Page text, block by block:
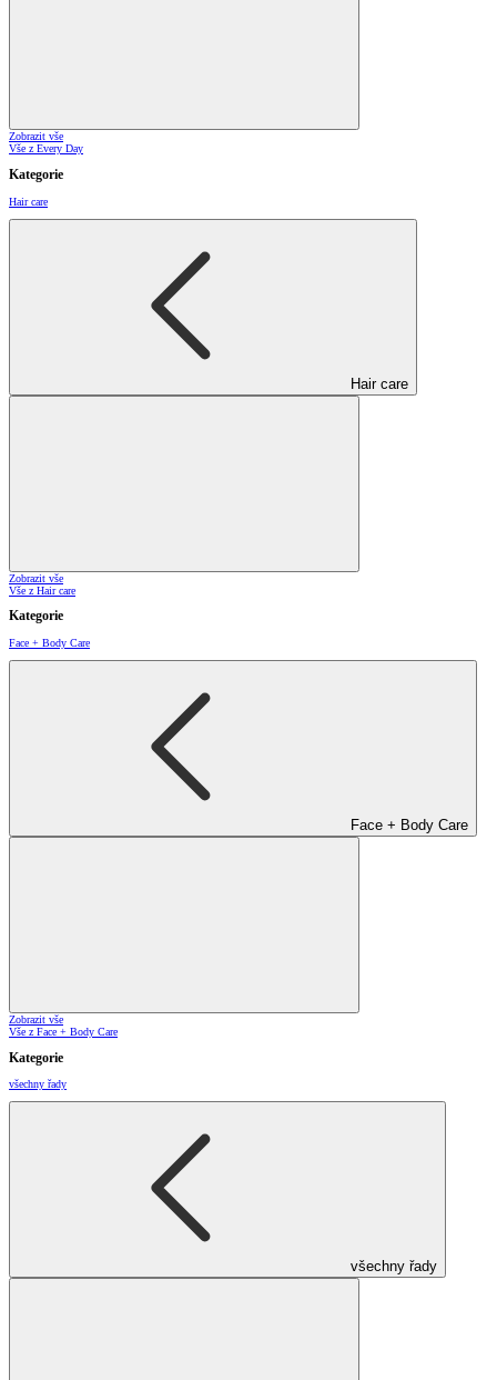
Zobrazit vše
Vše z Every Day
Kategorie
Hair care
Hair care
Zobrazit vše
Vše z Hair care
Kategorie
Face + Body Care
Face + Body Care
Zobrazit vše
Vše z Face + Body Care
Kategorie
všechny řady
všechny řady